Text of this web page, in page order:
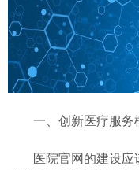
一、创新医疗服务
医院官网的建设应该